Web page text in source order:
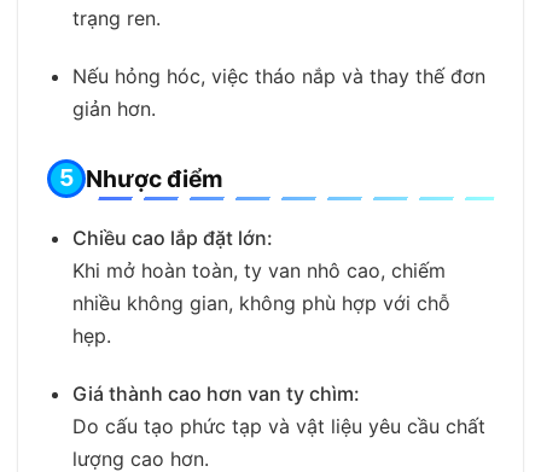
trạng ren.
Nếu hỏng hóc, việc tháo nắp và thay thế đơn
giản hơn.
Nhược điểm
Chiều cao lắp đặt lớn:
Khi mở hoàn toàn, ty van nhô cao, chiếm
nhiều không gian, không phù hợp với chỗ
hẹp.
Giá thành cao hơn van ty chìm:
Do cấu tạo phức tạp và vật liệu yêu cầu chất
lượng cao hơn.